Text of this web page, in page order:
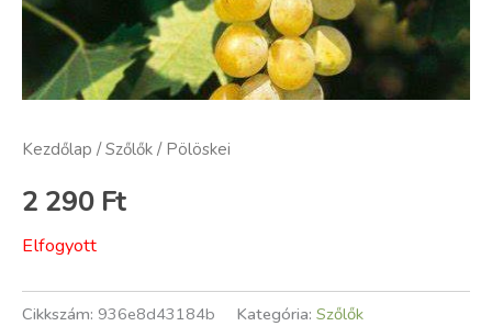
Kezdőlap /Szőlők / Pölöskei
2 290 Ft
Elfogyott
Cikkszám: 936e8d43184b Kategória: Szőlők